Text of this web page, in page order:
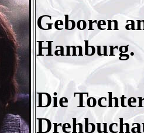
Geboren
Hamburg.
Die